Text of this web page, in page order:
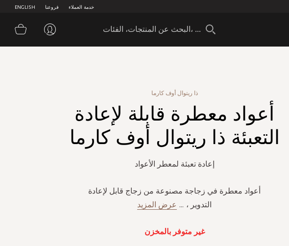
ENGLISH فروعنا خدمة العملاء
سلة
ذا ريتوال أوف كارما
أعواد معطرة قابلة لإعادة
التعبئة ذا ريتوال أوف كارما
إعادة تعبئة لمعطر الأعواد
أعواد معطرة في زجاجة مصنوعة من زجاج قابل لإعادة
التدوير ، ... عرض المزيد
غير متوفر بالمخزن